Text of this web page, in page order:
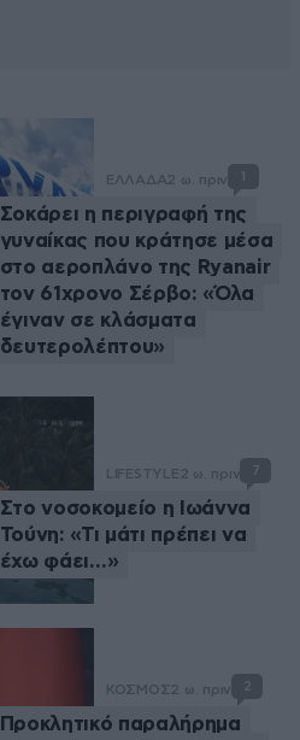
ΕΛΛΑΔΑ2 ω. πριν 1
Σοκάρει η περιγραφή της
γυναίκας που κράτησε μέσα
στο αεροπλάνο της Ryanair
τον 61χρονο Σέρβο: «Όλα
έγιναν σε κλάσματα
δευτερολέπτου»
LIFESTYLE2 ω. πριν 7
Στο νοσοκομείο η Ιωάννα
Τούνη: «Τι μάτι πρέπει να
έχω φάει…»
ΚΟΣΜΟΣ2 ω. πριν 2
Προκλητικό παραλήρημα